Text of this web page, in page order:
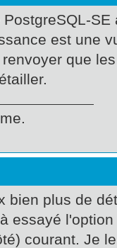
PostgreSQL-
est une
que
bien plus de
essayé
courant. Je